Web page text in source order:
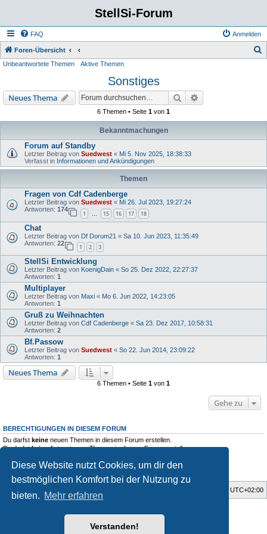
Diese Website nutzt Cookies, um dir den
bestmöglichen Komfort bei der Nutzung zu
bieten. Mehr erfahren
Verstanden!
StellSi-Forum
FAQ Anmelden
Foren-Übersicht
Unbeantwortete Themen Aktive Themen
Sonstiges
Neues Thema Suche
6 Themen • Seite 1 von 1
Bekanntmachungen
Forum auf Standby
Letzter Beitrag von Suedwest « Mi 5. Nov 2025, 18:38:33
Verfasst in Informationen und Ankündigungen
Themen
Fragen von Cdf Cadenberge
Letzter Beitrag von Suedwest « Mi 26. Jul 2023, 19:27:24
Antworten: 174
1 … 15 16 17 18
Chat
Letzter Beitrag von Df Dorum21 « Sa 10. Jun 2023, 11:35:49
Antworten: 22
1 2 3
StellSi Entwicklung
Letzter Beitrag von KoenigDain « So 25. Dez 2022, 22:27:37
Antworten: 1
Multiplayer
Letzter Beitrag von Maxi « Mo 6. Jun 2022, 14:23:05
Antworten: 1
Gruß zu Weihnachten
Letzter Beitrag von Cdf Cadenberge « Sa 23. Dez 2017, 10:58:31
Antworten: 2
Bf.Passow
Letzter Beitrag von Suedwest « So 22. Jun 2014, 23:09:22
Antworten: 1
Neues Thema
6 Themen • Seite 1 von 1
Gehe zu
BERECHTIGUNGEN IN DIESEM FORUM
Du darfst keine neuen Themen in diesem Forum erstellen.
Du darfstkeineAntworten zu Themen in diesem Forum erstellen.
Du darfst deine Beiträge in diesem Forumnicht löschen.
UTC+02:00
Powered byphpBB® Forum Software © phpBB Limited
Deutsche Übersetzung durch